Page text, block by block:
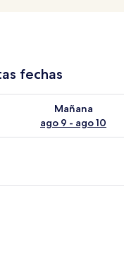
fechas
9
Mañana
ago 9 - ago 10
la disponibilidad
Hotel and Suites